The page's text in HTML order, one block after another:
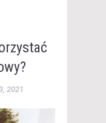
2021